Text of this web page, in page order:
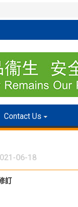
Contact Us
06-18
訂